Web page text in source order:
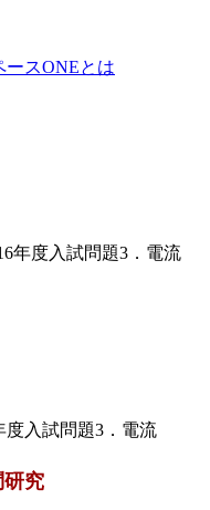
ースONEとは
年度入試問題3．電流
度入試問題3．電流
研究